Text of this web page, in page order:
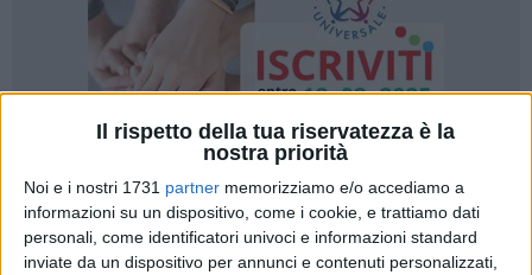
Il rispetto della tua riservatezza è la
nostra priorità
Noi e i nostri 1731 partner memorizziamo e/o accediamo a
informazioni su un dispositivo, come i cookie, e trattiamo dati
personali, come identificatori univoci e informazioni standard
inviate da un dispositivo per annunci e contenuti personalizzati,